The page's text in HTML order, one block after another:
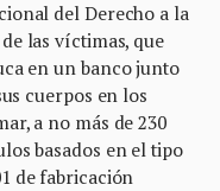
del Derecho a la
las víctimas, que
en un banco junto
cuerpos en los
a no más de 230
basados en el tipo
de fabricación